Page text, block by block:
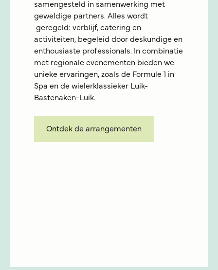
samengesteld in samenwerking met
geweldige partners. Alles wordt
geregeld: verblijf, catering en
activiteiten, begeleid door deskundige en
enthousiaste professionals. In combinatie
met regionale evenementen bieden we
unieke ervaringen, zoals de Formule 1 in
Spa en de wielerklassieker Luik-
Bastenaken-Luik.
Ontdek de arrangementen